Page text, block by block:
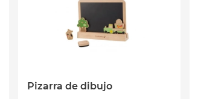
Pizarra de dibujo